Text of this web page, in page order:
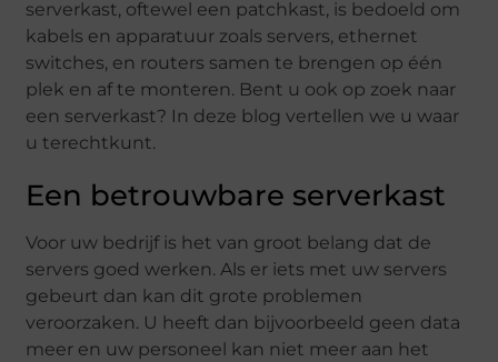
serverkast, oftewel een patchkast, is bedoeld om
kabels en apparatuur zoals servers, ethernet
switches, en routers samen te brengen op één
plek en af te monteren. Bent u ook op zoek naar
een serverkast? In deze blog vertellen we u waar
u terechtkunt.
Een betrouwbare serverkast
Voor uw bedrijf is het van groot belang dat de
servers goed werken. Als er iets met uw servers
gebeurt dan kan dit grote problemen
veroorzaken. U heeft dan bijvoorbeeld geen data
meer en uw personeel kan niet meer aan het